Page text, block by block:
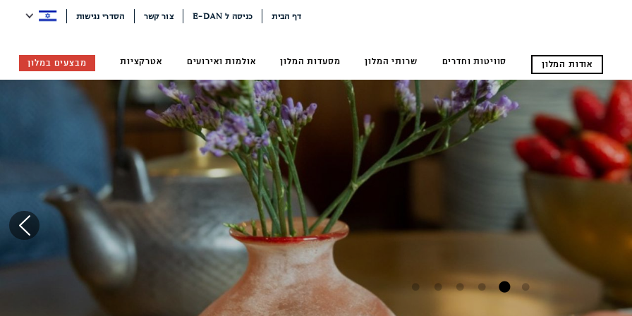
דף הבית כניסה ל E-DAN צור קשר הסדרי נגישות
אודות המלון סוויטות וחדרים שרותי המלון מסעדות המלון אולמות ואירועים אטרקציות מבצעים במלון
Next